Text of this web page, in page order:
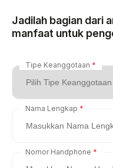
Jadilah bagian dari
manfaat untuk
Tipe Keanggotaan
Nama Lengkap
Nomor Handphone